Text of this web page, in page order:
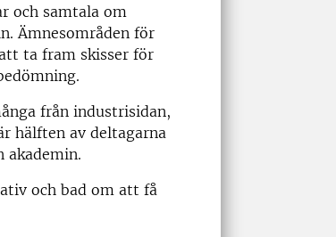
och samtala om
Ämnesområden för
ta fram skisser för
från industrisidan,
hälften av deltagarna
akademin.
och bad om att få